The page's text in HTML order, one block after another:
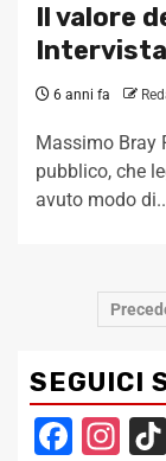
Il valore
6 anni fa
Massimo Bray
pubblico, che
avuto modo
SEGUICI